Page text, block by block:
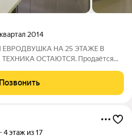
2014
ЕВРОДВУШКА НА 25 ЭТАЖЕ В
районов Новой Москвы
на 25 этаже,
Позвонить
4 этаж из 17